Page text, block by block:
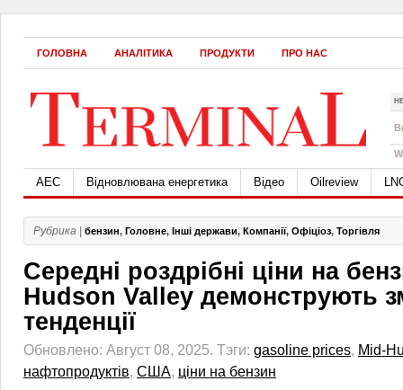
ГОЛОВНА АНАЛІТИКА ПРОДУКТИ ПРО НАС
АЕС Відновлювана енергетика Відео Oilreview
Рубрика | бензин, Головне, Інші держави, Компанії, Офіціоз, Торгівля
Середні роздрібні ціни на
Hudson Valley демонструють
тенденції
Обновлено: Август 08, 2025. Тэги: gasoline prices, Mid-
нафтопродуктів, США, ціни на бензин